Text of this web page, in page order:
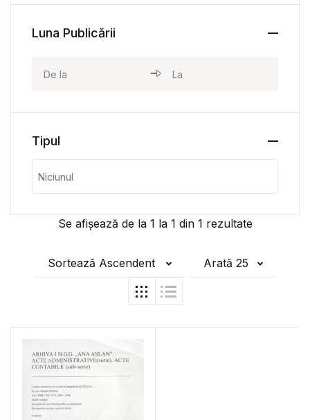
Se afișează de la 1 la 1 din 1 rezultate
Sortează Ascendent Arată 25
Luna Publicării
Tipul